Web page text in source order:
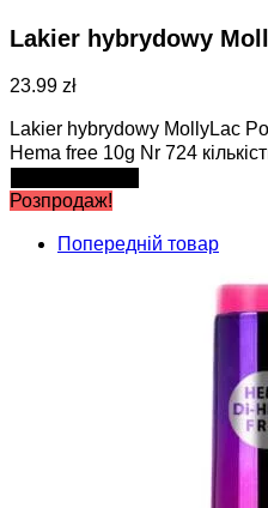
Lakier hybrydowy
23.99 zł
Lakier hybrydowy MollyLac
Hema free 10g Nr 724
Розпродаж!
Попередній товар